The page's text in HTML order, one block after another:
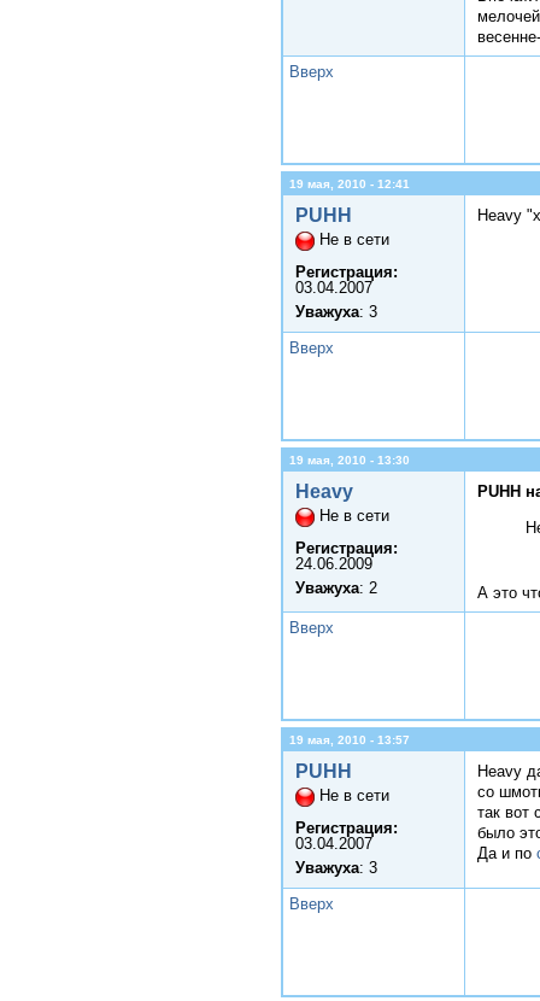
Вверх
19 мая, 2010 - 12:41
PUHH
Не в сети
Регистрация:
03.04.2007
Уважуха: 3
Heavy
Вверх
19 мая, 2010 - 13:30
Heavy
Не в сети
Регистрация:
24.06.2009
Уважуха: 2
PUHH
А это
Вверх
19 мая, 2010 - 13:57
PUHH
Не в сети
Регистрация:
03.04.2007
Уважуха: 3
Heavy
со
так вот
было
Да и по
Вверх